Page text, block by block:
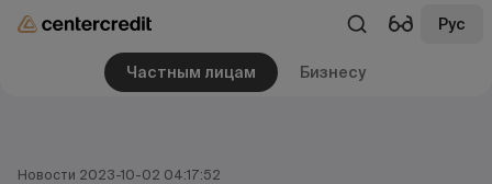
Рус
Частным лицам Бизнесу
Новости 2023-10-02 04:17:52